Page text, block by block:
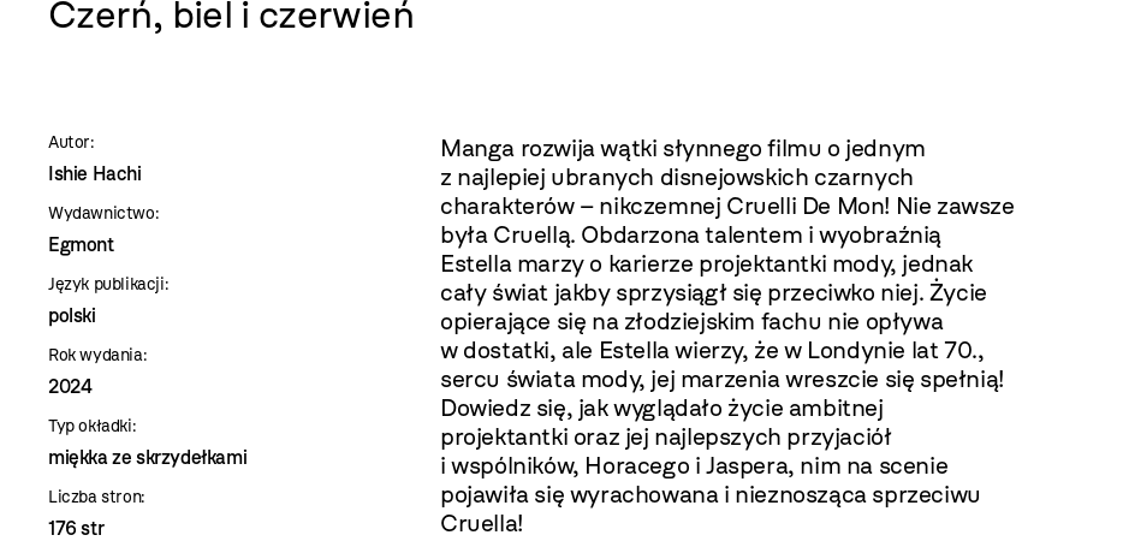
szablon
szczegóły
Czerń, biel i czerwień
Autor:
Ishie Hachi
Wydawnictwo:
Egmont
Język publikacji:
polski
Rok wydania:
2024
Typ okładki:
miękka ze skrzydełkami
Liczba stron:
176 str
Manga rozwija wątki słynnego filmu o jednym
z najlepiej ubranych disnejowskich czarnych
charakterów – nikczemnej Cruelli De Mon! Nie zawsze
była Cruellą. Obdarzona talentem i wyobraźnią
Estella marzy o karierze projektantki mody, jednak
cały świat jakby sprzysiągł się przeciwko niej. Życie
opierające się na złodziejskim fachu nie opływa
w dostatki, ale Estella wierzy, że w Londynie lat 70.,
sercu świata mody, jej marzenia wreszcie się spełnią!
Dowiedz się, jak wyglądało życie ambitnej
projektantki oraz jej najlepszych przyjaciół
i wspólników, Horacego i Jaspera, nim na scenie
pojawiła się wyrachowana i nieznosząca sprzeciwu
Cruella!